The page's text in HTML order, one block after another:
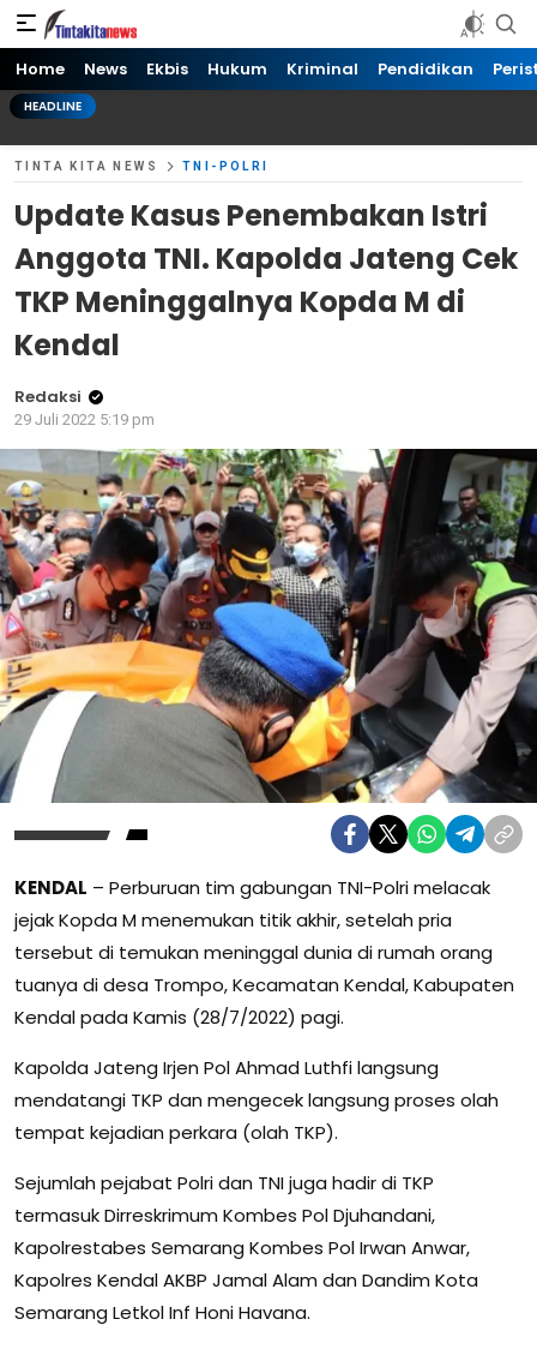
Tinta kita News
Informasi Terkini
Home News Ekbis Hukum Kriminal Pendidikan
HEADLINE
TINTA KITA NEWS TNI-POLRI
Update Kasus Penembakan Istri
Anggota TNI. Kapolda Jateng Cek
TKP Meninggalnya Kopda M di
Kendal
Redaksi
29 Juli 2022 5:19 pm
KENDAL – Perburuan tim gabungan TNI-Polri melacak
jejak Kopda M menemukan titik akhir, setelah pria
tersebut di temukan meninggal dunia di rumah orang
tuanya di desa Trompo, Kecamatan Kendal, Kabupaten
Kendal pada Kamis (28/7/2022) pagi.
Kapolda Jateng Irjen Pol Ahmad Luthfi langsung
mendatangi TKP dan mengecek langsung proses olah
tempat kejadian perkara (olah TKP).
Sejumlah pejabat Polri dan TNI juga hadir di TKP
termasuk Dirreskrimum Kombes Pol Djuhandani,
Kapolrestabes Semarang Kombes Pol Irwan Anwar,
Kapolres Kendal AKBP Jamal Alam dan Dandim Kota
Semarang Letkol Inf Honi Havana.